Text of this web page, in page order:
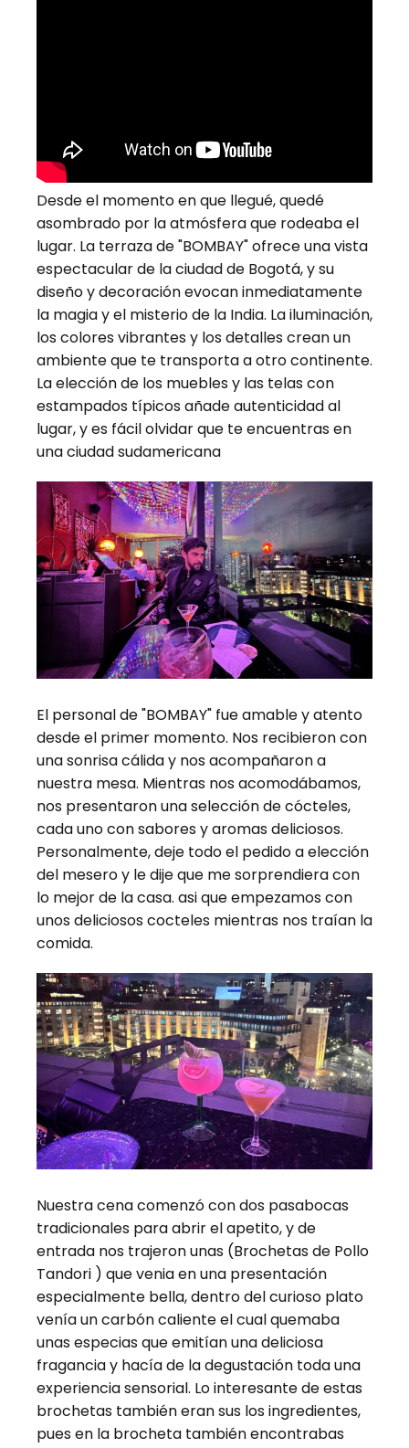
Desde el momento en que llegué, quedé
asombrado por la atmósfera que rodeaba el
lugar. La terraza de "BOMBAY" ofrece una vista
espectacular de la ciudad de Bogotá, y su
diseño y decoración evocan inmediatamente
la magia y el misterio de la India. La iluminación,
los colores vibrantes y los detalles crean un
ambiente que te transporta a otro continente.
La elección de los muebles y las telas con
estampados típicos añade autenticidad al
lugar, y es fácil olvidar que te encuentras en
una ciudad sudamericana
El personal de "BOMBAY" fue amable y atento
desde el primer momento. Nos recibieron con
una sonrisa cálida y nos acompañaron a
nuestra mesa. Mientras nos acomodábamos,
nos presentaron una selección de cócteles,
cada uno con sabores y aromas deliciosos.
Personalmente, deje todo el pedido a elección
del mesero y le dije que me sorprendiera con
lo mejor de la casa. asi que empezamos con
unos deliciosos cocteles mientras nos traían la
comida.
Nuestra cena comenzó con dos pasabocas
tradicionales para abrir el apetito, y de
entrada nos trajeron unas (Brochetas de Pollo
Tandori ) que venia en una presentación
especialmente bella, dentro del curioso plato
venía un carbón caliente el cual quemaba
unas especias que emitían una deliciosa
fragancia y hacía de la degustación toda una
experiencia sensorial. Lo interesante de estas
brochetas también eran sus los ingredientes,
pues en la brocheta también encontrabas